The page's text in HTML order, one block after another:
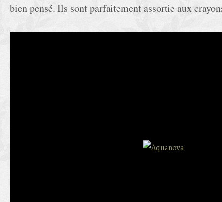
bien pensé. Ils sont parfaitement assortie aux